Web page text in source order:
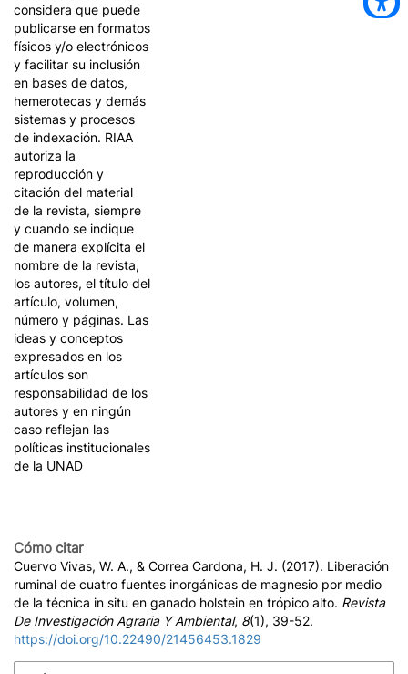
considera que puede
publicarse en formatos
físicos y/o electrónicos
y facilitar su inclusión
en bases de datos,
hemerotecas y demás
sistemas y procesos
de indexación. RIAA
autoriza la
reproducción y
citación del material
de la revista, siempre
y cuando se indique
de manera explícita el
nombre de la revista,
los autores, el título del
artículo, volumen,
número y páginas. Las
ideas y conceptos
expresados en los
artículos son
responsabilidad de los
autores y en ningún
caso reflejan las
políticas institucionales
de la UNAD
Cómo citar
Cuervo Vivas, W. A., & Correa Cardona, H. J. (2017). Liberación
ruminal de cuatro fuentes inorgánicas de magnesio por medio
de la técnica in situ en ganado holstein en trópico alto. Revista
De Investigación Agraria Y Ambiental, 8(1), 39-52.
https://doi.org/10.22490/21456453.1829